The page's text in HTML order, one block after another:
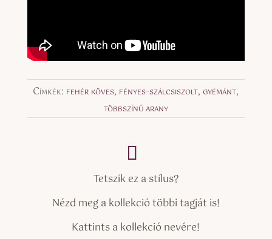
Címkék: fehér köves, fényes-szálcsiszolt,gyémánt,
többszínű arany
Tetszik ez a stílus?
Nézd meg a kollekció többi tagját is!
Kattints a kollekció nevére!